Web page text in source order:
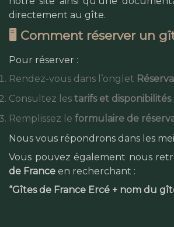
directement au gîte.
🖥️ Comment réserver un
Pour réserver :
Rendez-vous dans l’onglet
Consultez les tarifs et disponibilités.
Remplissez le formulaire de
Nous vous répondrons dans les
Vous pouvez également nous
de France en recherchant :
“Gîtes de France Ercé + nom du